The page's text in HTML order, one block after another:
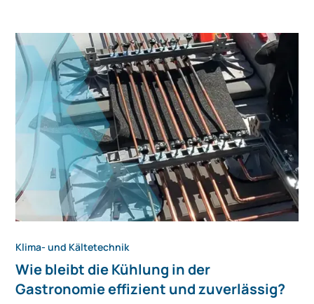
Klima- und Kältetechnik
Wie bleibt die Kühlung in der
Gastronomie effizient und zuverlässig?